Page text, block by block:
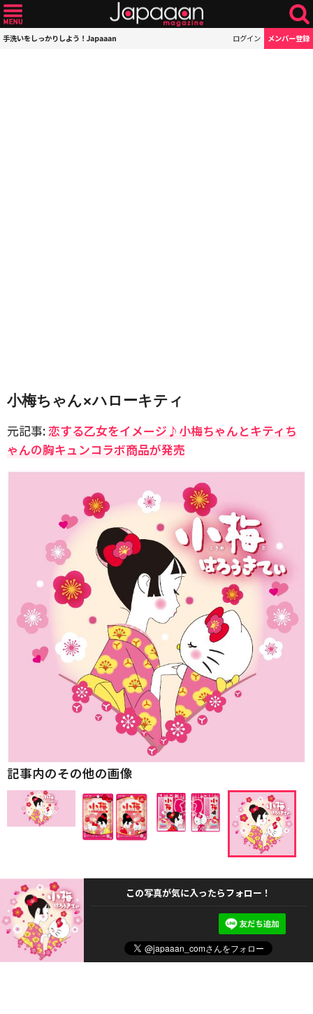
手洗いをしっかりしよう！Japaaan ログイン メンバー登録
小梅ちゃん×ハローキティ
元記事:恋する乙女をイメージ♪小梅ちゃんとキティち
ゃんの胸キュンコラボ商品が発売
記事内のその他の画像
この写真が気に入ったらフォロー！